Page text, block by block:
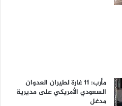
مأرب: 11 غارة لطيران العدوان
السعودي الأمريكي على مديرية
مدغل